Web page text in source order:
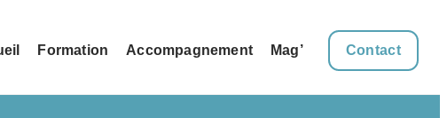
Formation Accompagnement Mag’ Contact